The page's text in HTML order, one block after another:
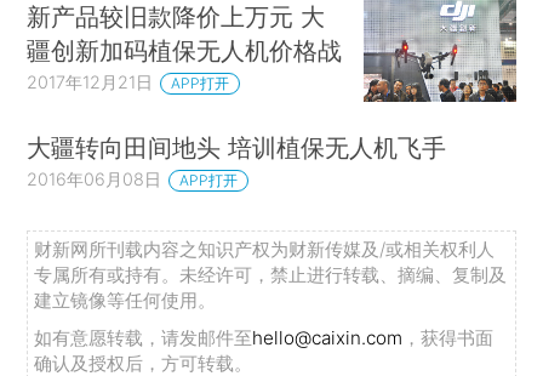
新产品较旧款降价上万元 大
疆创新加码植保无人机价格战
2017年12月21日 APP打开
大疆转向田间地头 培训植保无人机飞手
2016年06月08日 APP打开
财新网所刊载内容之知识产权为财新传媒及/或相关权利人
专属所有或持有。未经许可，禁止进行转载、摘编、复制及
建立镜像等任何使用。
如有意愿转载，请发邮件至hello@caixin.com ，获得书面
确认及授权后，方可转载。